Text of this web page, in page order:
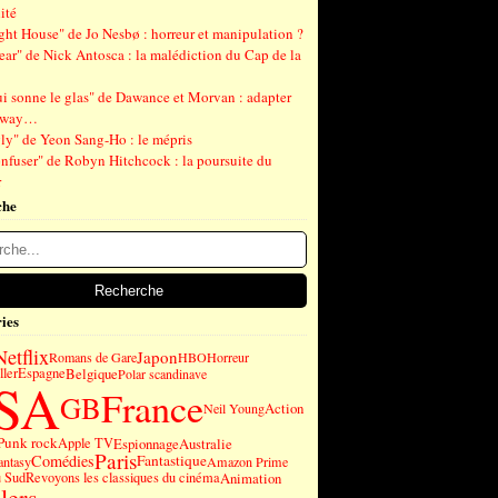
House" de Jo Nesbø : horreur et manipulation ?
de Nick Antosca : la malédiction du Cap de la
sonne le glas" de Dawance et Morvan : adapter
de Yeon Sang-Ho : le mépris
de Robyn Hitchcock : la poursuite du
Romans de GareJaponHBOHorreur
EspagneBelgiquePolar scandinave
GBFranceNeil YoungAction
rockApple TVEspionnageAustralie
ComédiesParisFantastiqueAmazon Prime
SudRevoyons les classiques du cinémaAnimation